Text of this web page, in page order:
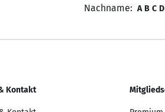
Nachname: A B C D
Kontakt